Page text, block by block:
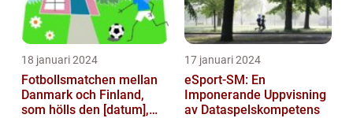
18 januari 2024
Fotbollsmatchen mellan
Danmark och Finland,
som hölls den [datum],
17 januari 2024
eSport-SM: En
Imponerande Uppvisning
av Dataspelskompetens